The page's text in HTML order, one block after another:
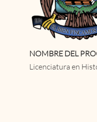
NOMBRE DEL
Licenciatura en